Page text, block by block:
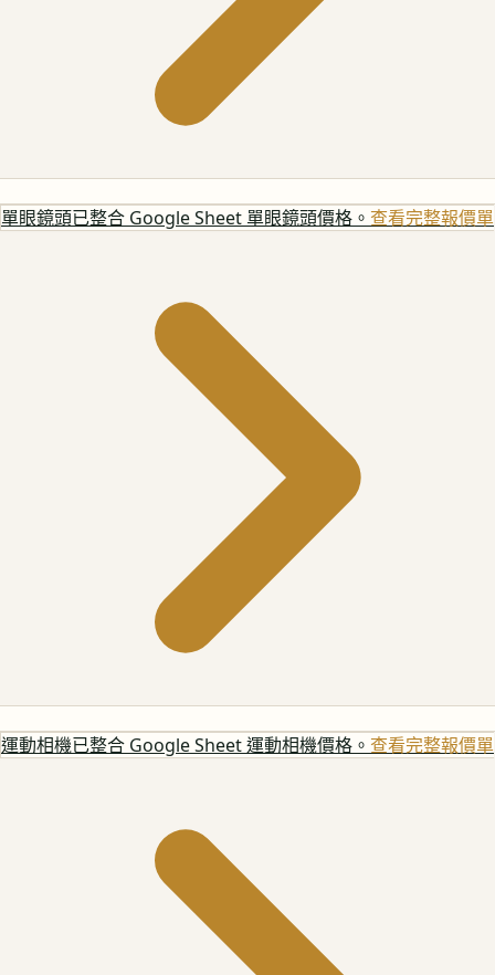
單眼鏡頭已整合 Google Sheet 單眼鏡頭價格。 查看完整報價單
運動相機已整合 Google Sheet 運動相機價格。 查看完整報價單